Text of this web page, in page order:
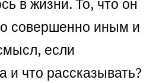
в жизни. То, что он
совершенно иным и
если
и что рассказывать?